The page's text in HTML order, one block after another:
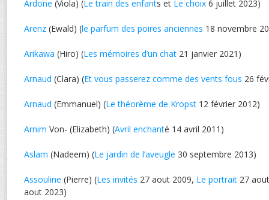
Ardone (Viola) (Le train des enfants et Le choix 6 juillet 2023)
Arenz (Ewald) (le parfum des poires anciennes 18 novembre
Arikawa (Hiro) (Les mémoires d’un chat 21 janvier 2021)
Arnaud (Clara) (Et vous passerez comme des vents fous 26
Arnaud (Emmanuel) (Le théorème de Kropst 12 février 2012)
Arnim Von- (Elizabeth) (Avril enchanté 14 avril 2011)
Aslam (Nadeem) (Le jardin de l’aveugle 30 septembre 2013)
Assouline (Pierre) (Les invités 27 aout 2009, Le portrait 27
aout 2023)